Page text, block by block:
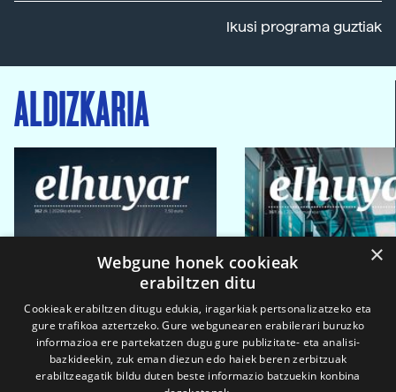
Ikusi programa guztiak
ALDIZKARIA
×
Webgune honek cookieak
erabiltzen ditu
Cookieak erabiltzen ditugu edukia, iragarkiak pertsonalizatzeko eta
gure trafikoa aztertzeko. Gure webgunearen erabilerari buruzko
informazioa ere partekatzen dugu gure publizitate- eta analisi-
bazkideekin, zuk eman diezun edo haiek beren zerbitzuak
erabiltzeagatik bildu duten beste informazio batzuekin konbina